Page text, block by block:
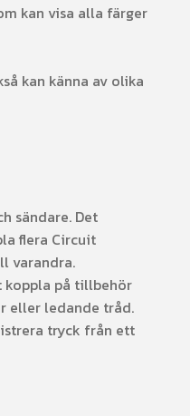
kan visa alla färger
kan känna av olika
sändare. Det
flera Circuit
varandra.
koppla på tillbehör
eller ledande tråd.
tryck från ett